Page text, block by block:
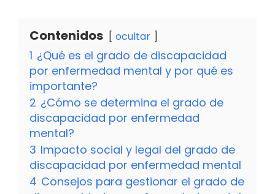
Contenidos ocultar
1 ¿Qué es el grado de discapacidad
por enfermedad mental y por qué es
importante?
2 ¿Cómo se determina el grado de
discapacidad por enfermedad
mental?
3 Impacto social y legal del grado de
discapacidad por enfermedad mental
4 Consejos para gestionar el grado de